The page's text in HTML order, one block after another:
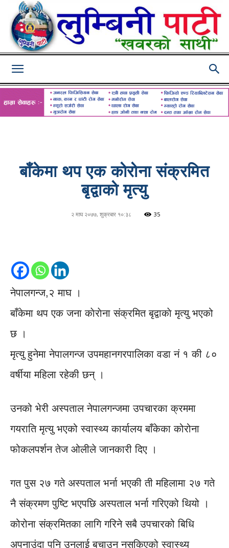
बाँकेमा थप एक काेराेना संक्रमित
बृद्वाकाे मृत्यु
२ माघ २०७७, शुक्रबार १०:३८ 35
नेपालगन्ज,२ माघ ।
बाँकेमा थप एक जना काेराेना संक्रमित बृद्वाकाे मृत्यु भएको
छ ।
मृत्यु हुनेमा नेपालगन्ज उपमहानगरपालिका वडा नं १ की ८०
वर्षीया महिला रहेकी छन् ।
उनको भेरी अस्पताल नेपालगन्जमा उपचारका क्रममा
गयराति मृत्यु भएको स्वास्थ्य कार्यालय बाँकेका कोरोना
फोकलपर्शन तेज ओलीले जानकारी दिए ।
गत पुस २७ गते अस्पताल भर्ना भएकी ती महिलामा २७ गते
नै संक्रमण पुष्टि भएपछि अस्पताल भर्ना गरिएको थियो ।
कोरोना संक्रमितका लागि गरिने सबै उपचारको बिधि
अपनाउंदा पनि उनलाई बचाउन नसकिएको स्वास्थ्य